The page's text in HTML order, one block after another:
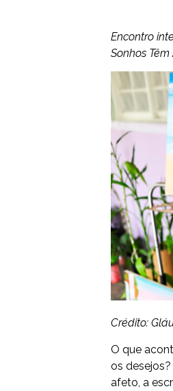
Encontro
Sonhos Têm
Crédito:
O que
os
afeto, a